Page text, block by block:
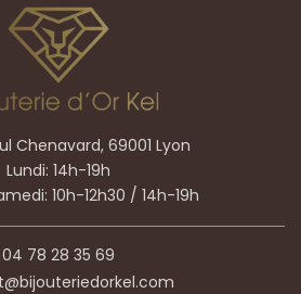
Chenavard, 69001 Lyon
Lundi: 14h-19h
10h-12h30 / 14h-19h
04 78 28 35 69